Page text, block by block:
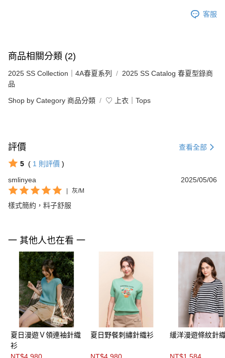
客服
商品相關分類 (2)
2025 SS Collection｜4A春夏系列
2025 SS Catalog 春夏型錄商
品
Shop by Category 商品分類 ♡ 上衣｜Tops
評價 查看全部
5 ( 1 則評價 )
smlinyea
2025/05/06
灰/M
樣式簡約，料子舒服
一 其他人也在看 一
夏日漫遊Ｖ領連袖針織
衫
NT$4,980
夏日野餐刺繡針織衫
NT$4,980
緩洋漫遊條紋針
NT$1,584